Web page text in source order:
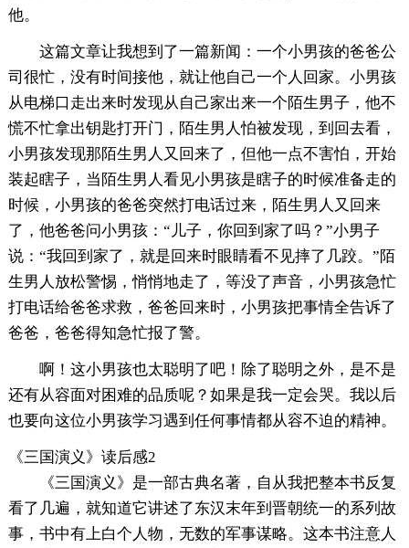
他。
这篇文章让我想到了一篇新闻：一个小男孩的爸爸公
司很忙，没有时间接他，就让他自己一个人回家。小男孩
从电梯口走出来时发现从自己家出来一个陌生男子，他不
慌不忙拿出钥匙打开门，陌生男人怕被发现，到回去看，
小男孩发现那陌生男人又回来了，但他一点不害怕，开始
装起瞎子，当陌生男人看见小男孩是瞎子的时候准备走的
时候，小男孩的爸爸突然打电话过来，陌生男人又回来
了，他爸爸问小男孩：“儿子，你回到家了吗？”小男子
说：“我回到家了，就是回来时眼睛看不见摔了几跤。”陌
生男人放松警惕，悄悄地走了，等没了声音，小男孩急忙
打电话给爸爸求救，爸爸回来时，小男孩把事情全告诉了
爸爸，爸爸得知急忙报了警。
啊！这小男孩也太聪明了吧！除了聪明之外，是不是
还有从容面对困难的品质呢？如果是我一定会哭。我以后
也要向这位小男孩学习遇到任何事情都从容不迫的精神。
《三国演义》读后感2
《三国演义》是一部古典名著，自从我把整本书反复
看了几遍，就知道它讲述了东汉末年到晋朝统一的系列故
事，书中有上白个人物，无数的军事谋略。这本书注意人